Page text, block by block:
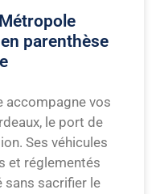
parenthèse
accompagne vos
le port de
Ses véhicules
et réglementés
sans sacrifier le